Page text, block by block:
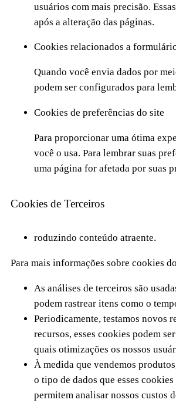
usuários com mais precisão.
após a alteração das páginas.
Cookies relacionados a
Quando você envia dados por
podem ser configurados para
Cookies de preferências do site
Para proporcionar uma ótima
você o usa. Para lembrar suas
uma página for afetada por suas
Cookies de Terceiros
roduzindo conteúdo atraente.
Para mais informações sobre cookies
As análises de terceiros são
podem rastrear itens como o
Periodicamente, testamos novos
recursos, esses cookies podem
quais otimizações os nossos
À medida que vendemos
o tipo de dados que esses
permitem analisar nossos custos